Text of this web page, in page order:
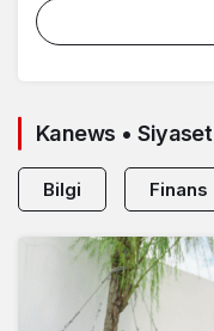
Kanews • Siyaset
Bilgi Finans